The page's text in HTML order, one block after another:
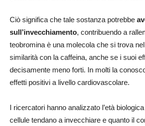
Ciò significa che tale sostanza potrebbe
sull’invecchiamento, contribuendo a
teobromina è una molecola che si trova
similarità con la caffeina, anche se i suoi
decisamente meno forti. In molti la
effetti positivi a livello cardiovascolare.
I ricercatori hanno analizzato l’età
cellule tendano a invecchiare e quanto il